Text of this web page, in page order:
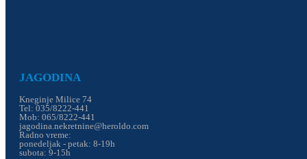
JAGODINA
Kneginje Milice 74
Tel: 035/8222-441
Mob: 065/8222-441
jagodina.nekretnine@heroldo.com
Radno vreme:
ponedeljak - petak: 8-19h
subota: 9-15h